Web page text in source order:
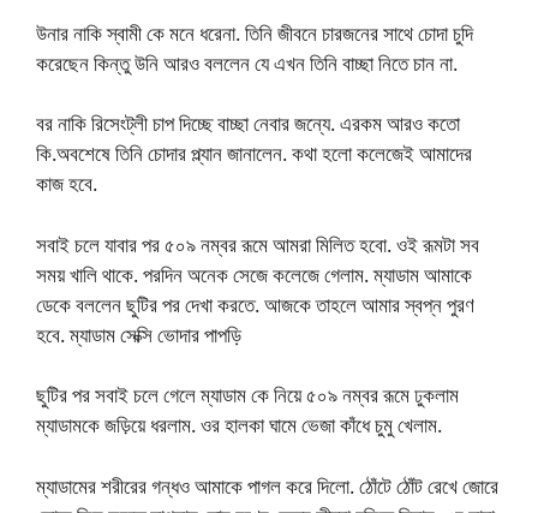
উনার নাকি স্বামী কে মনে ধরেনা. তিনি জীবনে চারজনের সাথে চোদা চুদি
করেছেন কিন্তু উনি আরও বললেন যে এখন তিনি বাচ্ছা নিতে চান না.
বর নাকি রিসেংট্লী চাপ দিচ্ছে বাচ্ছা নেবার জন্যে. এরকম আরও কতো
কি.অবশেষে তিনি চোদার প্ল্যান জানালেন. কথা হলো কলেজেই আমাদের
কাজ হবে.
সবাই চলে যাবার পর ৫০৯ নম্বর রূমে আমরা মিলিত হবো. ওই রূমটা সব
সময় খালি থাকে. পরদিন অনেক সেজে কলেজে গেলাম. ম্যাডাম আমাকে
ডেকে বললেন ছুটির পর দেখা করতে. আজকে তাহলে আমার স্বপ্ন পুরণ
হবে. ম্যাডাম সেক্সি ভোদার পাপড়ি
ছুটির পর সবাই চলে গেলে ম্যাডাম কে নিয়ে ৫০৯ নম্বর রূমে ঢুকলাম
ম্যাডামকে জড়িয়ে ধরলাম. ওর হালকা ঘামে ভেজা কাঁধে চুমু খেলাম.
ম্যাডামের শরীরের গন্ধও আমাকে পাগল করে দিলো. ঠোঁটে ঠোঁট রেখে জোরে